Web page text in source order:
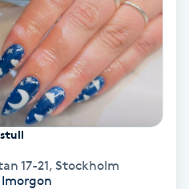
17-21, Stockholm
Imorgon